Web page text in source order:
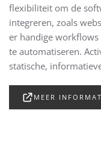
flexibiliteit om de
integreren, zoals
er handige
te automatiseren.
statische,
MEER